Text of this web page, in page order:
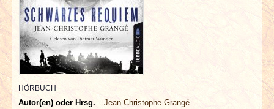
VERLOSUNGEN
INTERVIEWS
SPECIALS
REDAKTION
HÖRBUCH
Autor(en) oder Hrsg.
Jean-Christophe Grangé